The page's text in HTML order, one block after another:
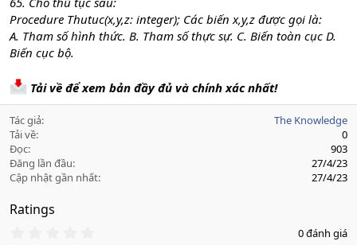
Procedure Thutuc(x,y,z: integer); Các biến x,y,z được gọi là:
A. Tham số hình thức. B. Tham số thực sự. C. Biến toàn cục D.
Biến cục bộ.
Tải về để xem bản đầy đủ và chính xác nhất!
Tác giả
The Knowledge
Tải về
0
Đọc
903
Đăng lần đầu
27/4/23
Cập nhật gần nhất
27/4/23
Ratings
0 đánh giá